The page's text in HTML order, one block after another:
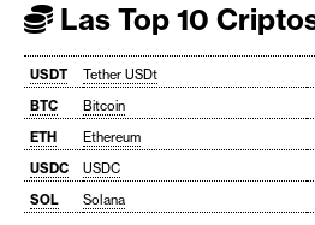
Las Top 10
USDT Tether USDt
BTC
Bitcoin
ETH
Ethereum
USDC
USDC
SOL
Solana